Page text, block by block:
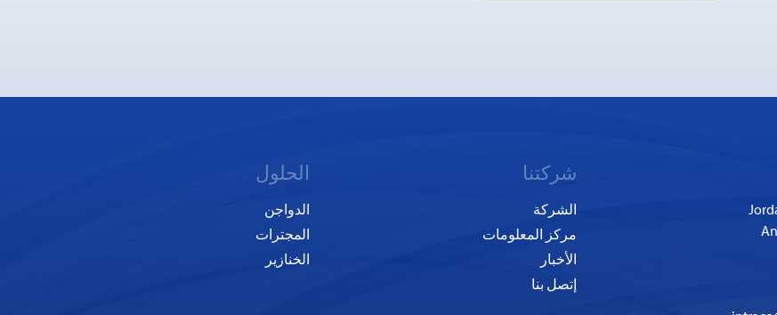
شركتنا
الشركة
مركز المعلومات
الأخبار
إتصل بنا
الحلول
الدواجن
المجترات
الخنازير